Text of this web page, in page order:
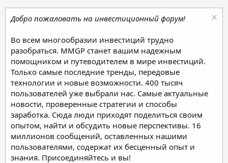
Добро пожаловать на инвестиционный форум!
Во всем многообразии инвестиций трудно
разобраться. MMGP станет вашим надежным
помощником и путеводителем в мире инвестиций.
Только самые последние тренды, передовые
технологии и новые возможности. 400 тысяч
пользователей уже выбрали нас. Самые актуальные
новости, проверенные стратегии и способы
заработка. Сюда люди приходят поделиться своим
опытом, найти и обсудить новые перспективы. 16
миллионов сообщений, оставленных нашими
пользователями, содержат их бесценный опыт и
знания. Присоединяйтесь и вы!